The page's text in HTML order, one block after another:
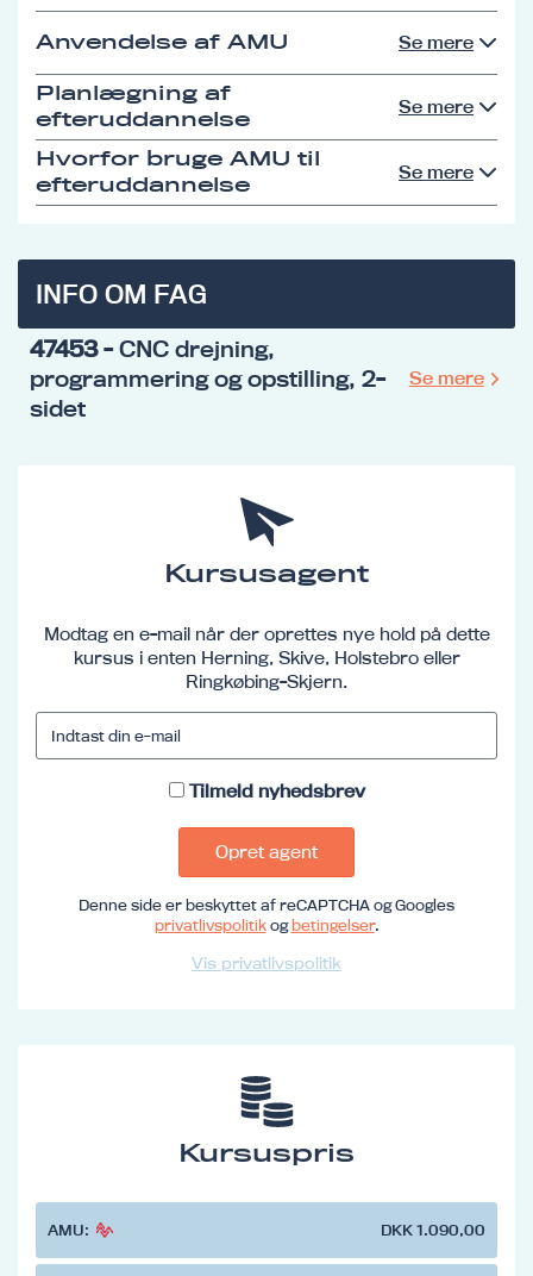
Anvendelse af AMU Se mere
Planlægning af
efteruddannelse
Se mere
Hvorfor bruge AMU til
efteruddannelse
Se mere
INFO OM FAG
47453- CNC drejning,
programmering og opstilling, 2-
sidet
Se mere
Kursusagent
Modtag en e-mail når der oprettes nye hold på dette
kursus i enten Herning, Skive, Holstebro eller
Ringkøbing-Skjern.
Tilmeld nyhedsbrev
Opret agent
Denne side er beskyttet af reCAPTCHA og Googles
privatlivspolitikogbetingelser.
Vis privatlivspolitik
Kursuspris
AMU: DKK 1.090,00